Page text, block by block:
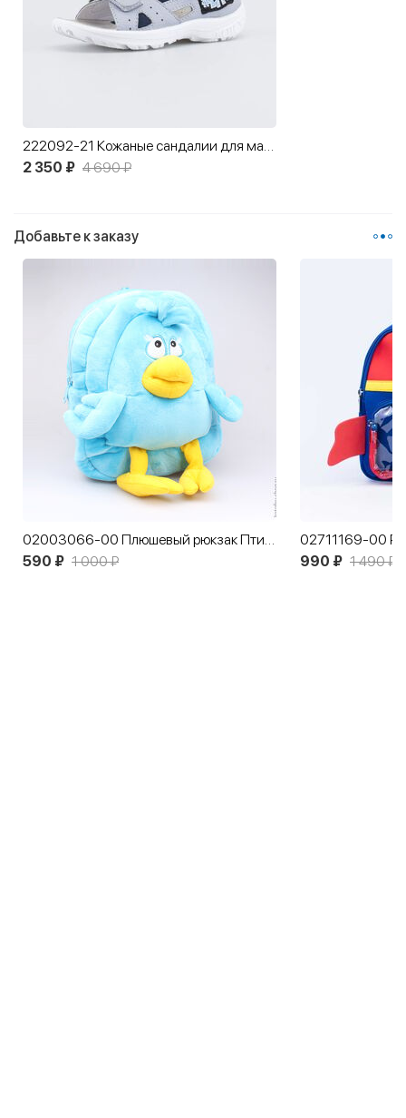
222092-21 Кожаные сандалии для мальчика
2 350 ₽ 4 690 ₽
Добавьте к заказу
02003066-00 Плюшевый рюкзак Птичка Голубой
590 ₽ 1 000 ₽
02711169-00
990 ₽ 1 490 ₽